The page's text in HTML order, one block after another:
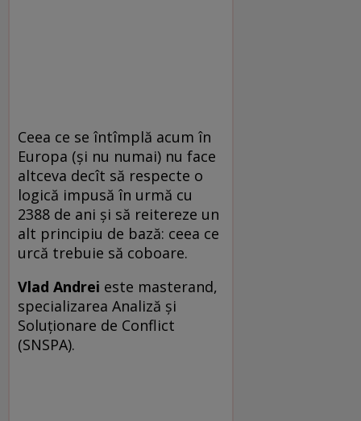
Ceea ce se întîmplă acum în
Europa (şi nu numai) nu face
altceva decît să respecte o
logică impusă în urmă cu
2388 de ani şi să reitereze un
alt principiu de bază: ceea ce
urcă trebuie să coboare.
Vlad Andrei este masterand,
specializarea Analiză şi
Soluţionare de Conflict
(SNSPA).